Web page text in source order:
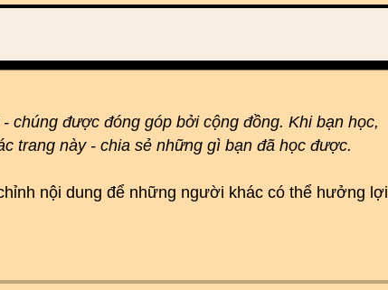
chúng được đóng góp bởi cộng đồng. Khi bạn học,
trang này - chia sẻ những gì bạn đã học được.
nội dung để những người khác có thể hưởng